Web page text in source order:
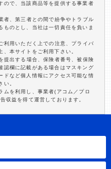
ので、当該商品等を提供する事業者
者、第三者との間で紛争やトラブル
ものとし、当社は一切責任を負いま
利用いただく上での注意、プライバ
、本サイトをご利用下さい。
提出する場合、保険者番号、被保険
認欄に記載がある場合はマスキング
ドなど個人情報にアクセス可能な情
い。
を利用し、事業者(アコム／プロ
収益を得て運営しております。